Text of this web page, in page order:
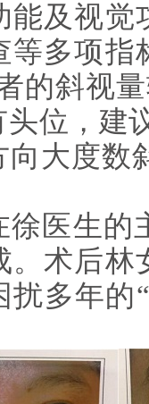
能及视
等多项指
的斜视
位，建
向大度数
徐医生的
。术后林
扰多年的